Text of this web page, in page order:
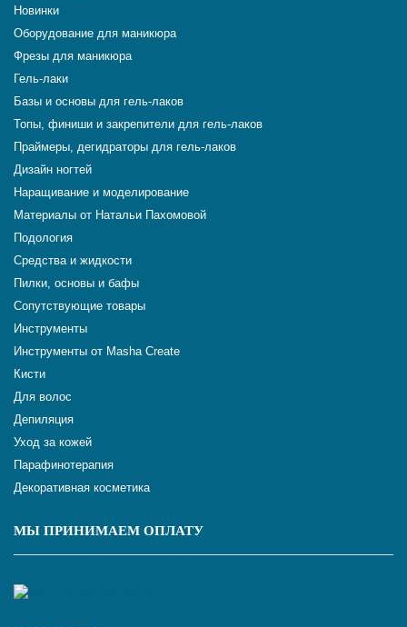
Новинки
Оборудование для маникюра
Фрезы для маникюра
Гель-лаки
Базы и основы для гель-лаков
Топы, финиши и закрепители для гель-лаков
Праймеры, дегидраторы для гель-лаков
Дизайн ногтей
Наращивание и моделирование
Материалы от Натальи Пахомовой
Подология
Средства и жидкости
Пилки, основы и бафы
Сопутствующие товары
Инструменты
Инструменты от Masha Create
Кисти
Для волос
Депиляция
Уход за кожей
Парафинотерапия
Декоративная косметика
МЫ ПРИНИМАЕМ ОПЛАТУ